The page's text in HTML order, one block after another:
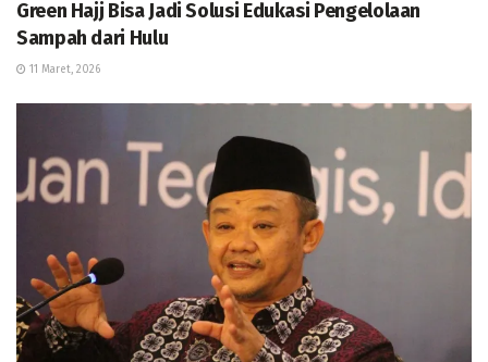
Green Hajj Bisa Jadi Solusi Edukasi Pengelolaan
Sampah dari Hulu
11 Maret, 2026